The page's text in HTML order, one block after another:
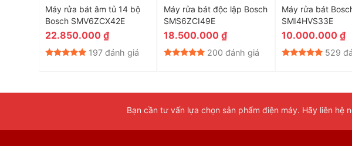
Máy rửa bát âm tủ 14 bộ
Bosch SMV6ZCX42E
22.850.000 ₫
197 đánh giá
Máy rửa bát độc lập Bosch
SMS6ZCI49E
18.500.000 ₫
200 đánh giá
Máy rửa bát
SMI4HVS33E
10.000.000₫
529
Bạn cần tư vấn lựa chọn sản phẩm điện máy. Hãy liên hệ